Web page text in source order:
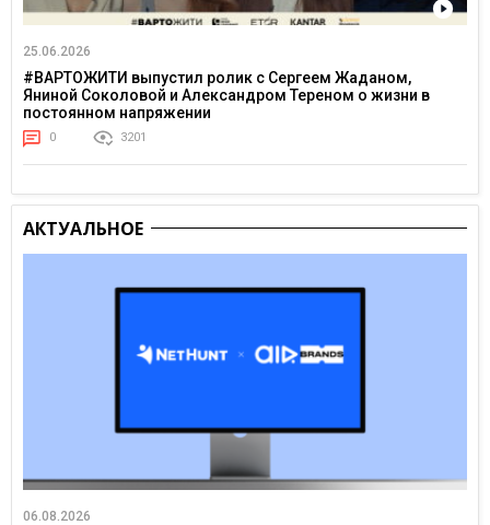
25.06.2026
#ВАРТОЖИТИ выпустил ролик с Сергеем Жаданом,
Яниной Соколовой и Александром Тереном о жизни в
постоянном напряжении
0 3201
АКТУАЛЬНОЕ
06.08.2026